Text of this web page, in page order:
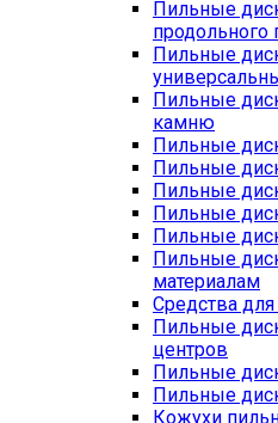
Пильные
продольного
Пильные
Пильные
камню
Пильные
Пильные
Пильные
Пильные
Пильные
Пильные
материалам
Средства
Пильные
центров
Пильные
Пильные
Кожухи